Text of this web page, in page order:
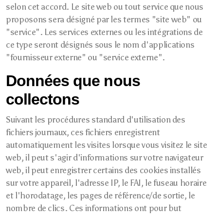
selon cet accord. Le site web ou tout service que nous
proposons sera désigné par les termes "site web" ou
"service". Les services externes ou les intégrations de
ce type seront désignés sous le nom d'applications
"fournisseur externe" ou "service externe".
Données que nous
collectons
Suivant les procédures standard d'utilisation des
fichiers journaux, ces fichiers enregistrent
automatiquement les visites lorsque vous visitez le site
web, il peut s'agir d'informations sur votre navigateur
web, il peut enregistrer certains des cookies installés
sur votre appareil, l'adresse IP, le FAI, le fuseau horaire
et l'horodatage, les pages de référence/de sortie, le
nombre de clics. Ces informations ont pour but